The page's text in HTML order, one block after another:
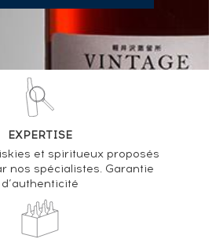
EXPERTISE
et spiritueux proposés
nos spécialistes. Garantie
d’authenticité